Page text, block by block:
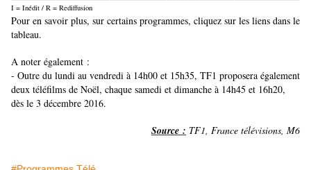
I = Inédit / R = Rediffusion
Pour en savoir plus, sur certains programmes, cliquez sur les liens dans le
tableau.
A noter également :
- Outre du lundi au vendredi à 14h00 et 15h35, TF1 proposera également
deux téléfilms de Noël, chaque samedi et dimanche à 14h45 et 16h20,
dès le 3 décembre 2016.
Source : TF1, France télévisions, M6